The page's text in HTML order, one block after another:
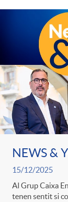
NEWS &
15/12/2025
Al Grup Caixa
tenen sentit si